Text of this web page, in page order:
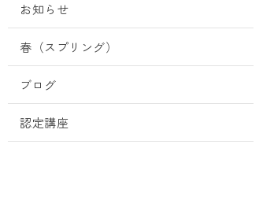
お知らせ
春（スプリング）
ブログ
認定講座